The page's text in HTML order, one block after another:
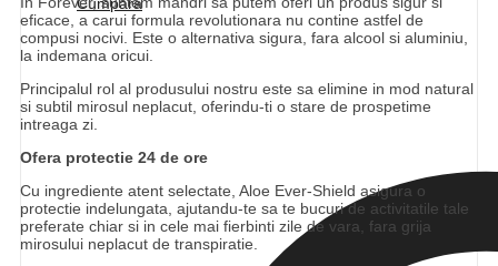
eficace, a carui formula revolutionara nu contine astfel de
compusi nocivi. Este o alternativa sigura, fara alcool si aluminiu,
la indemana oricui.
Principalul rol al produsului nostru este sa elimine in mod natural
si subtil mirosul neplacut, oferindu-ti o stare de prospetime
intreaga zi.
Ofera protectie 24 de ore
Cu ingrediente atent selectate, Aloe Ever-Shield asigura o
protectie indelungata, ajutandu-te sa te bucuri de activitatile tale
preferate chiar si in cele mai fierbinti zile de vara, fara grija
mirosului neplacut de transpiratie.